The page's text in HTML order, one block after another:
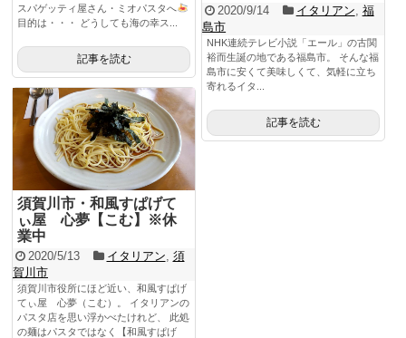
スパゲッティ屋さん・ミオパスタへ
目的は・・・ どうしても海の幸ス...
記事を読む
2020/9/14 イタリアン 福
島市
NHK連続テレビ小説「エール」の古関
裕而生誕の地である福島市。 そんな福
島市に安くて美味しくて、気軽に立ち
寄れるイタ...
記事を読む
須賀川市・和風すぱげて
ぃ屋 心夢【こむ】※休
業中
2020/5/13 イタリアン 須
賀川市
須賀川市役所にほど近い、和風すぱげ
てぃ屋 心夢（こむ）。 イタリアンの
パスタ店を思い浮かべたけれど、 此処
の麺はパスタではなく【和風すぱげ